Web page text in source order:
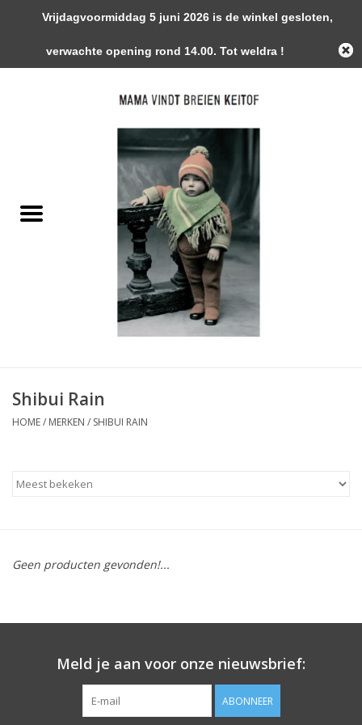
0 Artikelen - €0,00
Handwerk Toebehoren
Magazines / Patronen / Boeken
Shibui Rain
HOME/ MERKEN / SHIBUI RAIN
Geen producten gevonden!...
Meld je aan voor onze nieuwsbrief:
ABONNEER
Vrijdagvoormiddag 5 juni 2026 is de winkel gesloten,
verwachte opening rond 14.00. Tot weldra !